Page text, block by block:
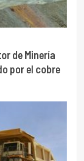
de Minería
por el cobre